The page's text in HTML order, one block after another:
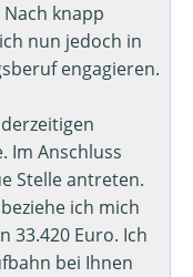
knapp
nun jedoch in
engagieren.
Im Anschluss
Stelle antreten.
ich mich
33.420 Euro. Ich
bei Ihnen